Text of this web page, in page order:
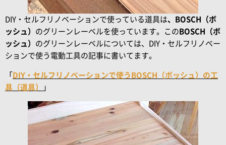
DIY・セルフリノベーションで使っている道具は、BOSCH（ボ
ッシュ） のグリーンレーベルを使っています。この BOSCH（ボ
ッシュ） のグリーンレーベルについては、DIY・セルフリノベー
ションで使う電動工具の記事に書いてます。
「 DIY・セルフリノベーションで使うBOSCH（ボッシュ）の工
具（道具）
」